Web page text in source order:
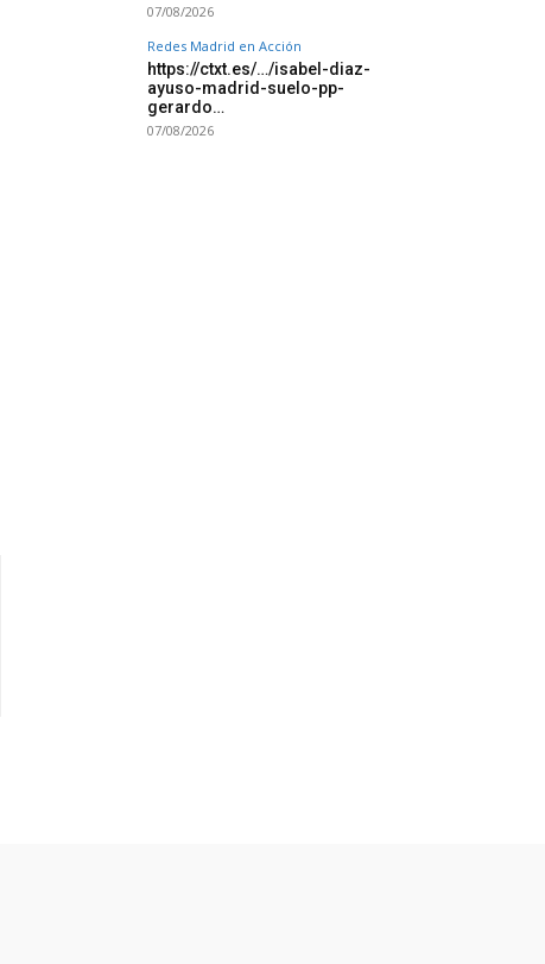
07/08/2026
Redes Madrid en Acción
https://ctxt.es/…/isabel-diaz-
ayuso-madrid-suelo-pp-
gerardo…
07/08/2026